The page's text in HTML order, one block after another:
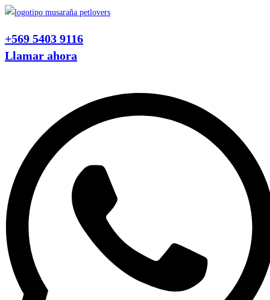
Ir
contenido
+569 5403 9116
Llamar ahora